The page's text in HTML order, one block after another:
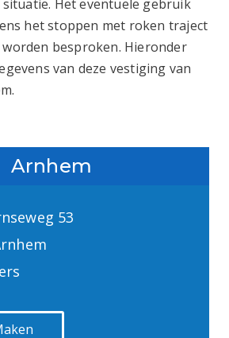
Het eventuele gebruik
het stoppen met roken traject
worden besproken. Hieronder
van deze vestiging van
Arnhem
53